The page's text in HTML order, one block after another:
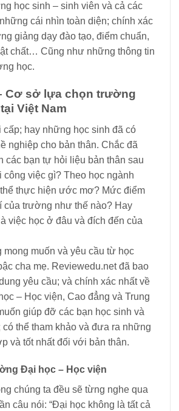
học sinh – sinh viên và cả các
cái nhìn toàn diện; chính xác
giảng dạy đào tạo, điểm chuẩn,
chất… Cũng như những thông tin
học.
Cơ sở lựa chọn trường
Việt Nam
cấp; hay những học sinh đã có
nghiệp cho bản thân. Chắc đã
các bạn tự hỏi liệu bản thân sau
công việc gì? Theo học ngành
thực hiện ước mơ? Mức điểm
của trường như thế nào? Hay
việc học ở đâu và đích đến của
muốn và yêu cầu từ học
cha mẹ. Reviewedu.net đã bao
yêu cầu; và chính xác nhất về
– Học viện, Cao đẳng và Trung
giúp đỡ các bạn học sinh và
có thể tham khảo và đưa ra những
và tốt nhất đối với bản thân.
Đại học – Học viện
chúng ta đều sẽ từng nghe qua
câu nói: “Đại học không là tất cả